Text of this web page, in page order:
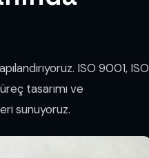
ISO 9001, ISO
tasarımı ve
sunuyoruz.